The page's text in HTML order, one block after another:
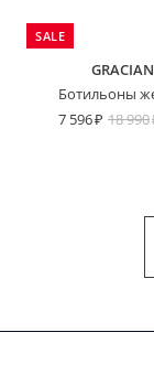
SALE
Ботильоны
7 596
18 990